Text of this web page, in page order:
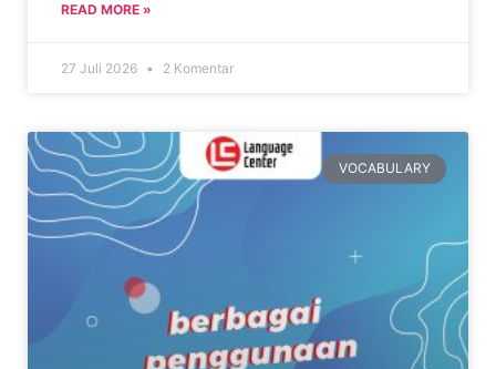
READ MORE »
27 Juli 2026 2 Komentar
VOCABULARY